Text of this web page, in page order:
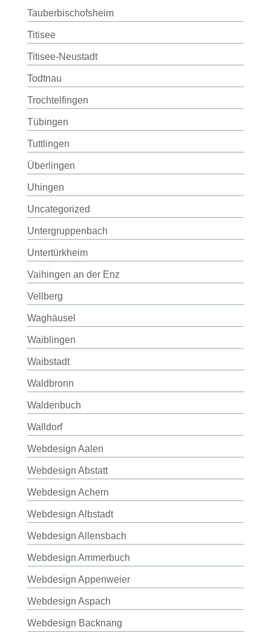
Tauberbischofsheim
Titisee
Titisee-Neustadt
Todtnau
Trochtelfingen
Tübingen
Tuttlingen
Überlingen
Uhingen
Uncategorized
Untergruppenbach
Untertürkheim
Vaihingen an der Enz
Vellberg
Waghäusel
Waiblingen
Waibstadt
Waldbronn
Waldenbuch
Walldorf
Webdesign Aalen
Webdesign Abstatt
Webdesign Achern
Webdesign Albstadt
Webdesign Allensbach
Webdesign Ammerbuch
Webdesign Appenweier
Webdesign Aspach
Webdesign Backnang